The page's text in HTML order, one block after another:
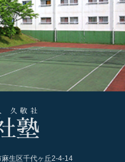
久敬社
塾
生区千代ヶ丘2-4-14